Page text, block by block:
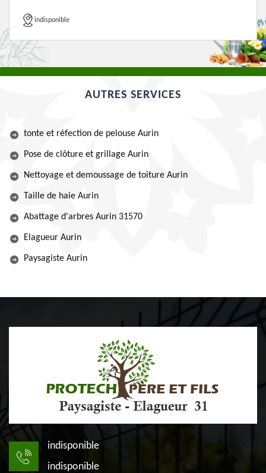
indisponible
AUTRES SERVICES
tonte et réfection de pelouse Aurin
Pose de clôture et grillage Aurin
Nettoyage et demoussage de toiture Aurin
Taille de haie Aurin
Abattage d'arbres Aurin 31570
Elagueur Aurin
Paysagiste Aurin
indisponible
indisponible